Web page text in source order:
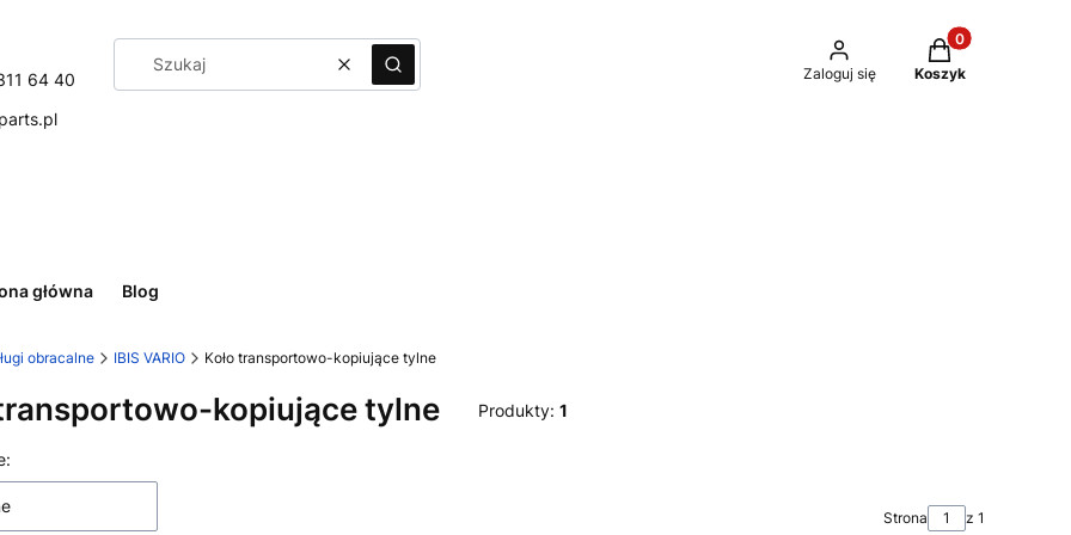
64 40
WyczyśćSzukaj Zaloguj się
Produkty w
Koszyk
główna Blog
obracalne IBIS VARIO Koło transportowo-kopiujące tylne
kopiujące tylne Produkty: 1
Strona z 1